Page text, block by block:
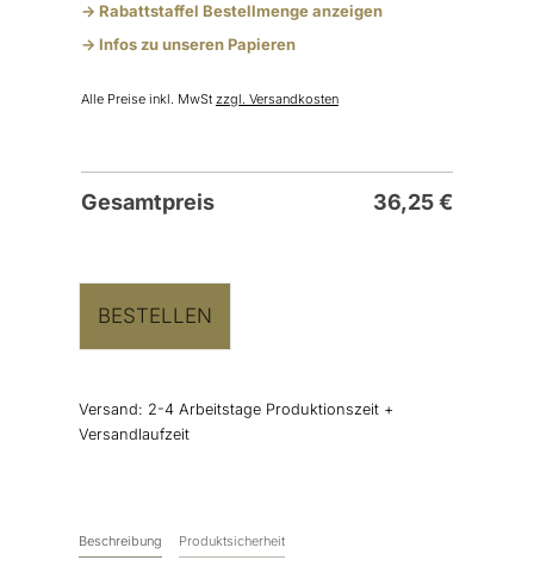
-> Rabattstaffel Bestellmenge anzeigen
-> Infos zu unseren Papieren
Alle Preise inkl. MwSt zzgl. Versandkosten
Gesamtpreis 36,25€
BESTELLEN
Versand: 2-4 Arbeitstage Produktionszeit +
Versandlaufzeit
Beschreibung Produktsicherheit